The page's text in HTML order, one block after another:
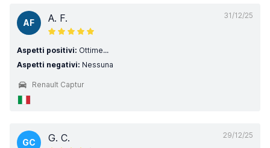
31/12/25
AF A. F.
Aspetti positivi: Ottime...
Aspetti negativi: Nessuna
Renault Captur
29/12/25
GC G. C.